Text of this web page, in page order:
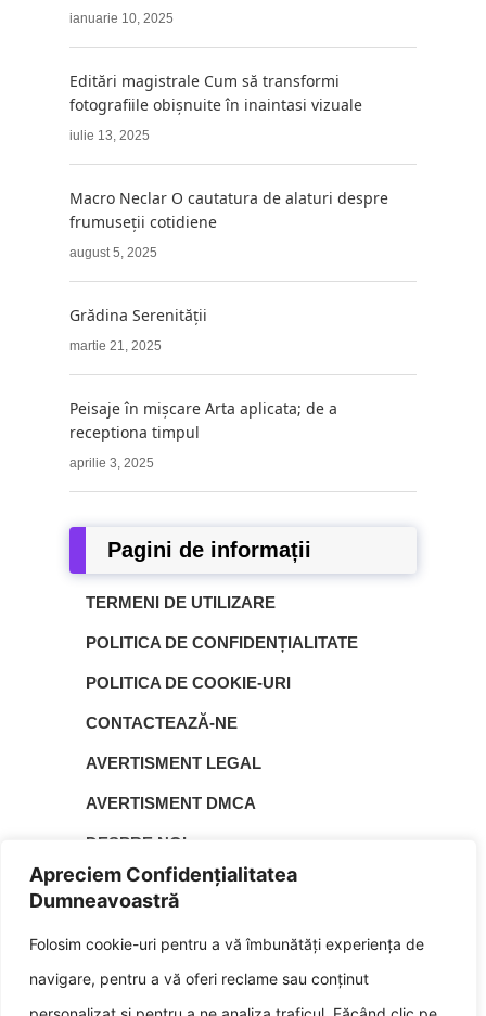
Apreciem Confidențialitatea
Dumneavoastră
Folosim cookie-uri pentru a vă îmbunătăți experiența de
navigare, pentru a vă oferi reclame sau conținut
ianuarie 10, 2025
Editări magistrale Cum să transformi
fotografiile obișnuite în inaintasi vizuale
iulie 13, 2025
Macro Neclar O cautatura de alaturi despre
frumuseții cotidiene
august 5, 2025
Grădina Serenității
martie 21, 2025
Peisaje în mișcare Arta aplicata; de a
receptiona timpul
aprilie 3, 2025
Pagini de informații
TERMENI DE UTILIZARE
POLITICA DE CONFIDENȚIALITATE
POLITICA DE COOKIE-URI
CONTACTEAZĂ-NE
AVERTISMENT LEGAL
AVERTISMENT DMCA
DESPRE NOI
HARTA SITE-ULUI
gohov.com și un pasionat de gaming și conținut digital, iar